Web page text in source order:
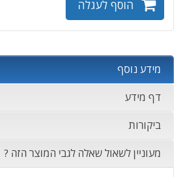
הוסף לעגלה
מידע נוסף
דף מידע
ביקורות
מעוניין לשאול שאלה לגבי המוצר הזה ?